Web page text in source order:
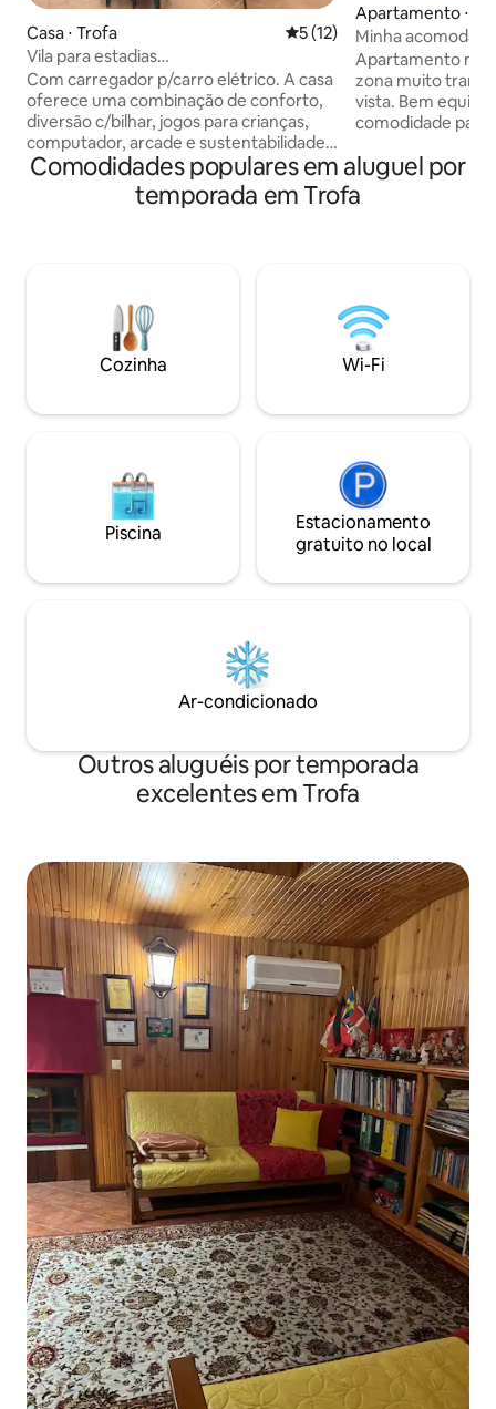
Casa ⋅ Trofa 5 de uma avaliação média
5 (12)
Vila para estadias
curtas/longas/carregador de
carro/fliperama
Com carregador p/carro elétrico. A casa
oferece uma combinação de conforto,
diversão c/bilhar, jogos para crianças,
computador, arcade e sustentabilidade.
É ideal para um estilo de vida premium
na melhor zona da Trofa. Os interiores
espaçosos, comodidades modernas e os
proporciona o cenário perfeito.
Paragem de autocarro mesmo à frente.
Apartamento ⋅
Avioso
Minha
Apartamento
zona muito
vista. Bem
comodidade
Metro, 8
Francisco Sá
Centro do Porto. Supermercado,
acesso as
Ideal para casais
Comodidades populares em aluguel por
temporada em Trofa
Cozinha Wi-Fi
Piscina
Estacionamento
gratuito no local
Ar-condicionado
Outros aluguéis por temporada
excelentes em Trofa